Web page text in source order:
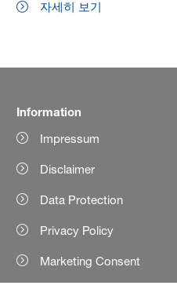
자세히 보기
Information
Impressum
Disclaimer
Data Protection
Privacy Policy
Marketing Consent